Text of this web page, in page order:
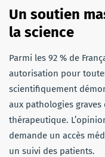
Un soutien
la science
Parmi les 92 % de
autorisation pour
scientifiquement
aux pathologies graves
thérapeutique.
demande un accès
un suivi des patients.